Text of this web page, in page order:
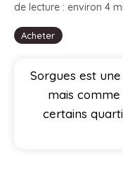
Acheter
de lecture : environ 4
Sorgues est
mais
certains